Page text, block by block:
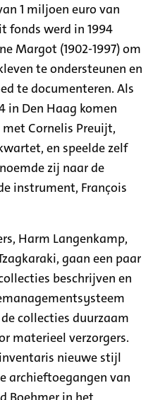
1 miljoen euro van
fonds werd in 1994
Margot (1902-1997) om
te ondersteunen en
te documenteren. Als
in Den Haag komen
Cornelis Preuijt,
en speelde zelf
zij naar de
instrument, François
Harm Langenkamp,
gaan een paar
beschrijven en
collecties duurzaam
materieel verzorgers.
nieuwe stijl
archieftoegangen van